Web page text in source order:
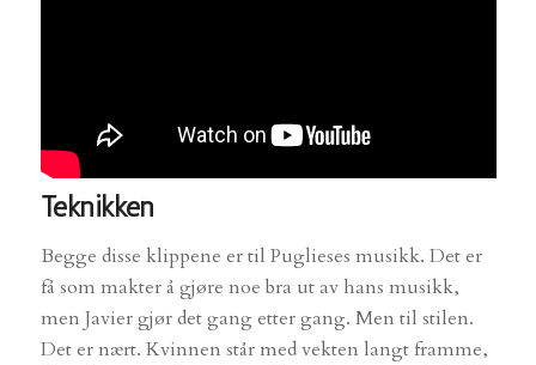
Teknikken
Begge disse klippene er til Puglieses musikk. Det er
få som makter å gjøre noe bra ut av hans musikk,
men Javier gjør det gang etter gang. Men til stilen.
Det er nært. Kvinnen står med vekten langt framme,